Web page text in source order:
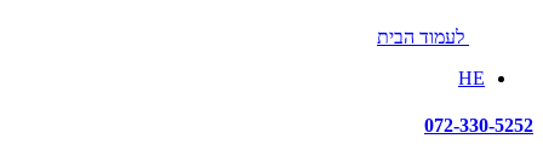
לעמוד הבית
HE
072-330-5252